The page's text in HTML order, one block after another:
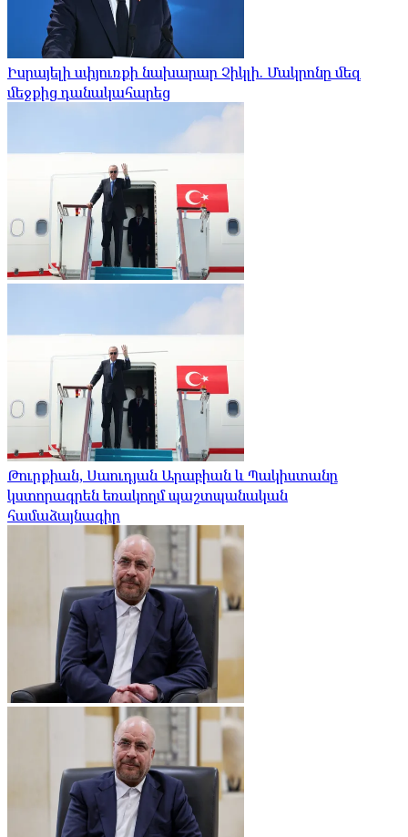
Իսրայելի սփյուռքի նախարար Չիկլի. Մակրոնը մեզ
մեջքից դանակահարեց
Թուրքիան, Սաուդյան Արաբիան և Պակիստանը
կստորագրեն եռակողմ պաշտպանական
համաձայնագիր